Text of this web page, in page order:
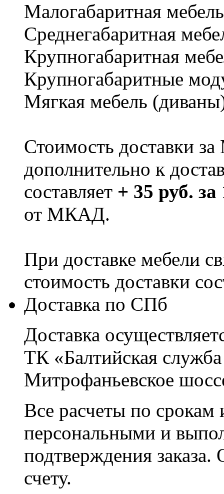
Малогабаритная
Cреднегабаритная
Крупногабаритная
Крупногабаритные
Мягкая мебель
Стоимость доставки
дополнительно к
составляет + 35 руб.
от МКАД.
При доставке мебели
стоимость доставки
Доставка по СПб
Доставка
ТК «Балтийская
Митрофаньевское
Все расчеты по срокам
персональными и
подтверждения заказа.
счету.